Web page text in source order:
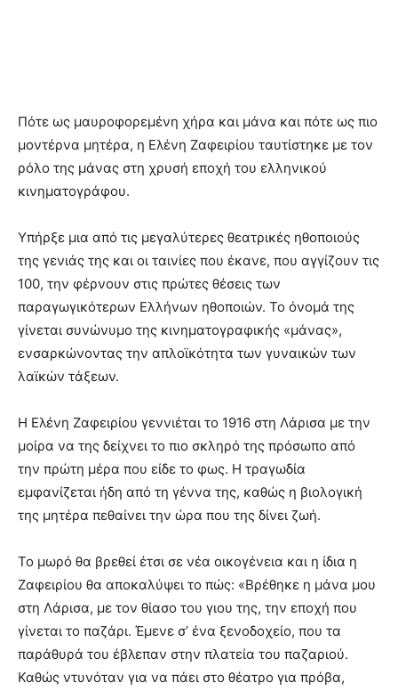
Πότε ως μαυροφορεμένη χήρα και μάνα και πότε ως πιο
μοντέρνα μητέρα, η Ελένη Ζαφειρίου ταυτίστηκε με τον
ρόλο της μάνας στη χρυσή εποχή του ελληνικού
κινηματογράφου.
Υπήρξε μια από τις μεγαλύτερες θεατρικές ηθοποιούς
της γενιάς της και οι ταινίες που έκανε, που αγγίζουν τις
100, την φέρνουν στις πρώτες θέσεις των
παραγωγικότερων Ελλήνων ηθοποιών. Το όνομά της
γίνεται συνώνυμο της κινηματογραφικής «μάνας»,
ενσαρκώνοντας την απλοϊκότητα των γυναικών των
λαϊκών τάξεων.
Η Ελένη Ζαφειρίου γεννιέται το 1916 στη Λάρισα με την
μοίρα να της δείχνει το πιο σκληρό της πρόσωπο από
την πρώτη μέρα που είδε το φως. Η τραγωδία
εμφανίζεται ήδη από τη γέννα της, καθώς η βιολογική
της μητέρα πεθαίνει την ώρα που της δίνει ζωή.
Το μωρό θα βρεθεί έτσι σε νέα οικογένεια και η ίδια η
Ζαφειρίου θα αποκαλύψει το πώς: «Βρέθηκε η μάνα μου
στη Λάρισα, με τον θίασο του γιου της, την εποχή που
γίνεται το παζάρι. Έμενε σ’ ένα ξενοδοχείο, που τα
παράθυρά του έβλεπαν στην πλατεία του παζαριού.
Καθώς ντυνόταν για να πάει στο θέατρο για πρόβα,